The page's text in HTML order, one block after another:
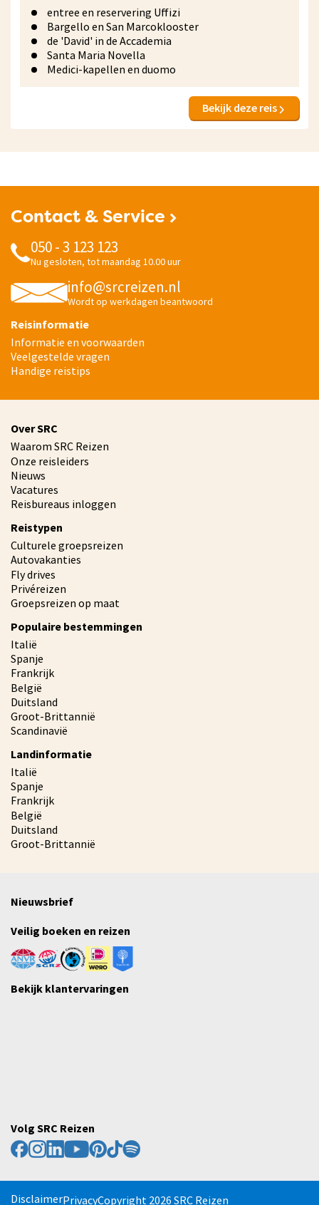
entree en reservering Uffizi
Bargello en San Marcoklooster
de 'David' in de Accademia
Santa Maria Novella
Medici-kapellen en duomo
Bekijk deze reis
Contact & Service
050 - 3 123 123
Nu gesloten, tot maandag 10.00 uur
info@srcreizen.nl
Wordt op werkdagen beantwoord
Reisinformatie
Informatie en voorwaarden
Veelgestelde vragen
Handige reistips
Over SRC
Waarom SRC Reizen
Onze reisleiders
Nieuws
Vacatures
Reisbureaus inloggen
Reistypen
Culturele groepsreizen
Autovakanties
Fly drives
Privéreizen
Groepsreizen op maat
Populaire bestemmingen
Italië
Spanje
Frankrijk
België
Duitsland
Groot-Brittannië
Scandinavië
Landinformatie
Italië
Spanje
Frankrijk
België
Duitsland
Groot-Brittannië
Nieuwsbrief
Veilig boeken en reizen
Bekijk klantervaringen
Volg SRC Reizen
DisclaimerPrivacyCopyright 2026 SRC Reizen